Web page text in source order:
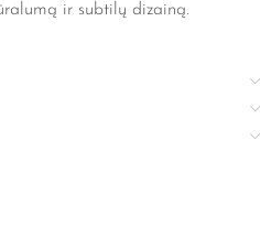
ir subtilų dizainą.